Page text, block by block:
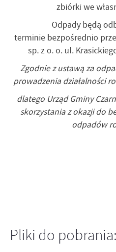
zbiórki we
Odpady będą
terminie bezpośrednio
sp. z o. o. ul.
Zgodnie z ustawą za
prowadzenia działalności
dlatego Urząd Gminy
skorzystania z okazji do
odpadów
Pliki do pobrania: